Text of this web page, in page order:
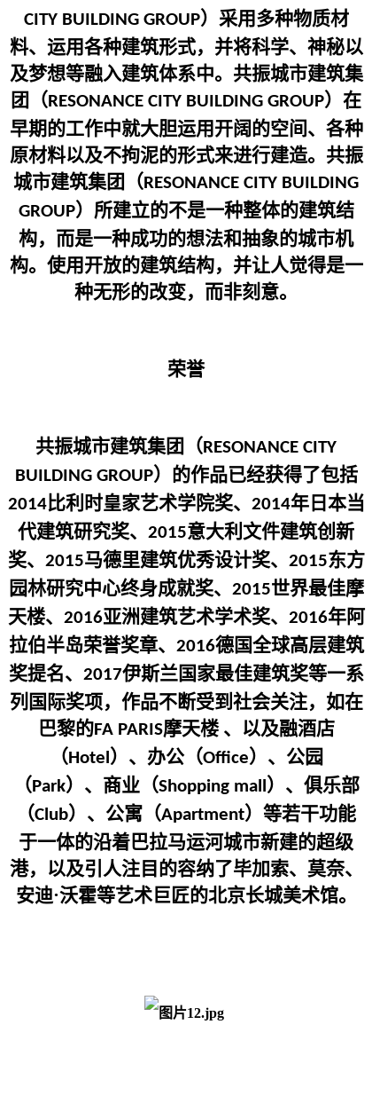
CITY BUILDING GROUP）采用多种物质材
料、运用各种建筑形式，并将科学、神秘以
及梦想等融入建筑体系中。共振城市建筑集
团（ RESONANCE CITY BUILDING GROUP）在
早期的工作中就大胆运用开阔的空间、各种
原材料以及不拘泥的形式来进行建造。共振
城市建筑集团（ RESONANCE CITY BUILDING
GROUP）所建立的不是一种整体的建筑结
构，而是一种成功的想法和抽象的城市机
构。使用开放的建筑结构，并让人觉得是一
种无形的改变，而非刻意。
荣誉
共振城市建筑集团（ RESONANCE CITY
BUILDING GROUP）的作品已经获得了包括
2014比利时皇家艺术学院奖、 2014年日本当
代建筑研究奖、 2015意大利文件建筑创新
奖、 2015马德里建筑优秀设计奖、 2015东方
园林研究中心终身成就奖、 2015世界最佳摩
天楼、 2016亚洲建筑艺术学术奖、 2016年阿
拉伯半岛荣誉奖章、 2016德国全球高层建筑
奖提名、 2017伊斯兰国家最佳建筑奖等一系
列国际奖项，作品不断受到社会关注，如在
巴黎的FA PARIS摩天楼 、以及融酒店
（Hotel ）、办公（Office）、公园
（Park）、商业（Shopping mall ）、俱乐部
（Club）、公寓（Apartment）等若干功能
于一体的沿着巴拉马运河城市新建的超级
港，以及引人注目的容纳了毕加索、莫奈、
安迪·沃霍等艺术巨匠的北京长城美术馆。